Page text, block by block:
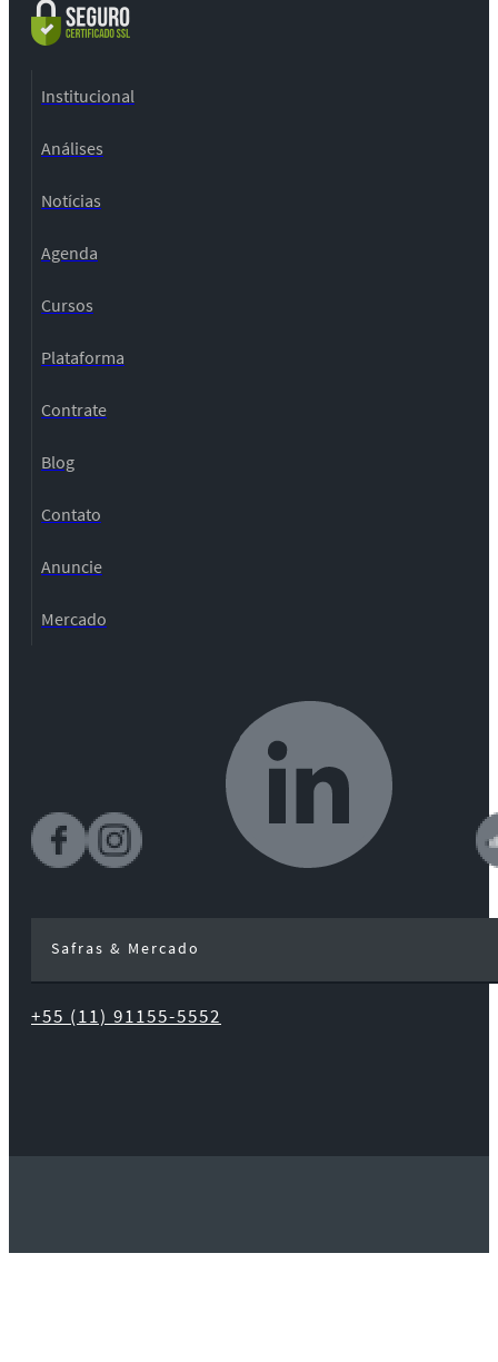
Institucional
Análises
Notícias
Agenda
Cursos
Plataforma
Contrate
Blog
Contato
Anuncie
Mercado
Safras & Mercado
+55 (11) 91155-5552